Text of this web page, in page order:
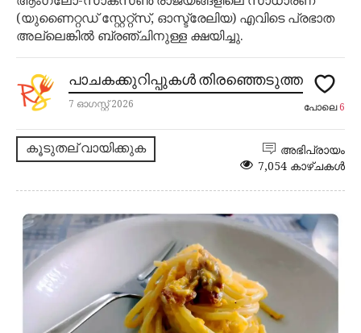
(യുണൈറ്റഡ് സ്റ്റേറ്റ്സ്, ഓസ്ട്രേലിയ) എവിടെ പ്രഭാത
അല്ലെങ്കിൽ ബ്രഞ്ചിനുള്ള ക്ഷയിച്ചു.
പാചകക്കുറിപ്പുകൾ തിരഞ്ഞെടുത്ത
7 ഓഗസ്റ്റ് 2026 പോലെ6
കൂടുതല് വായിക്കുക
അഭിപ്രായം
7,054 കാഴ്ചകൾ